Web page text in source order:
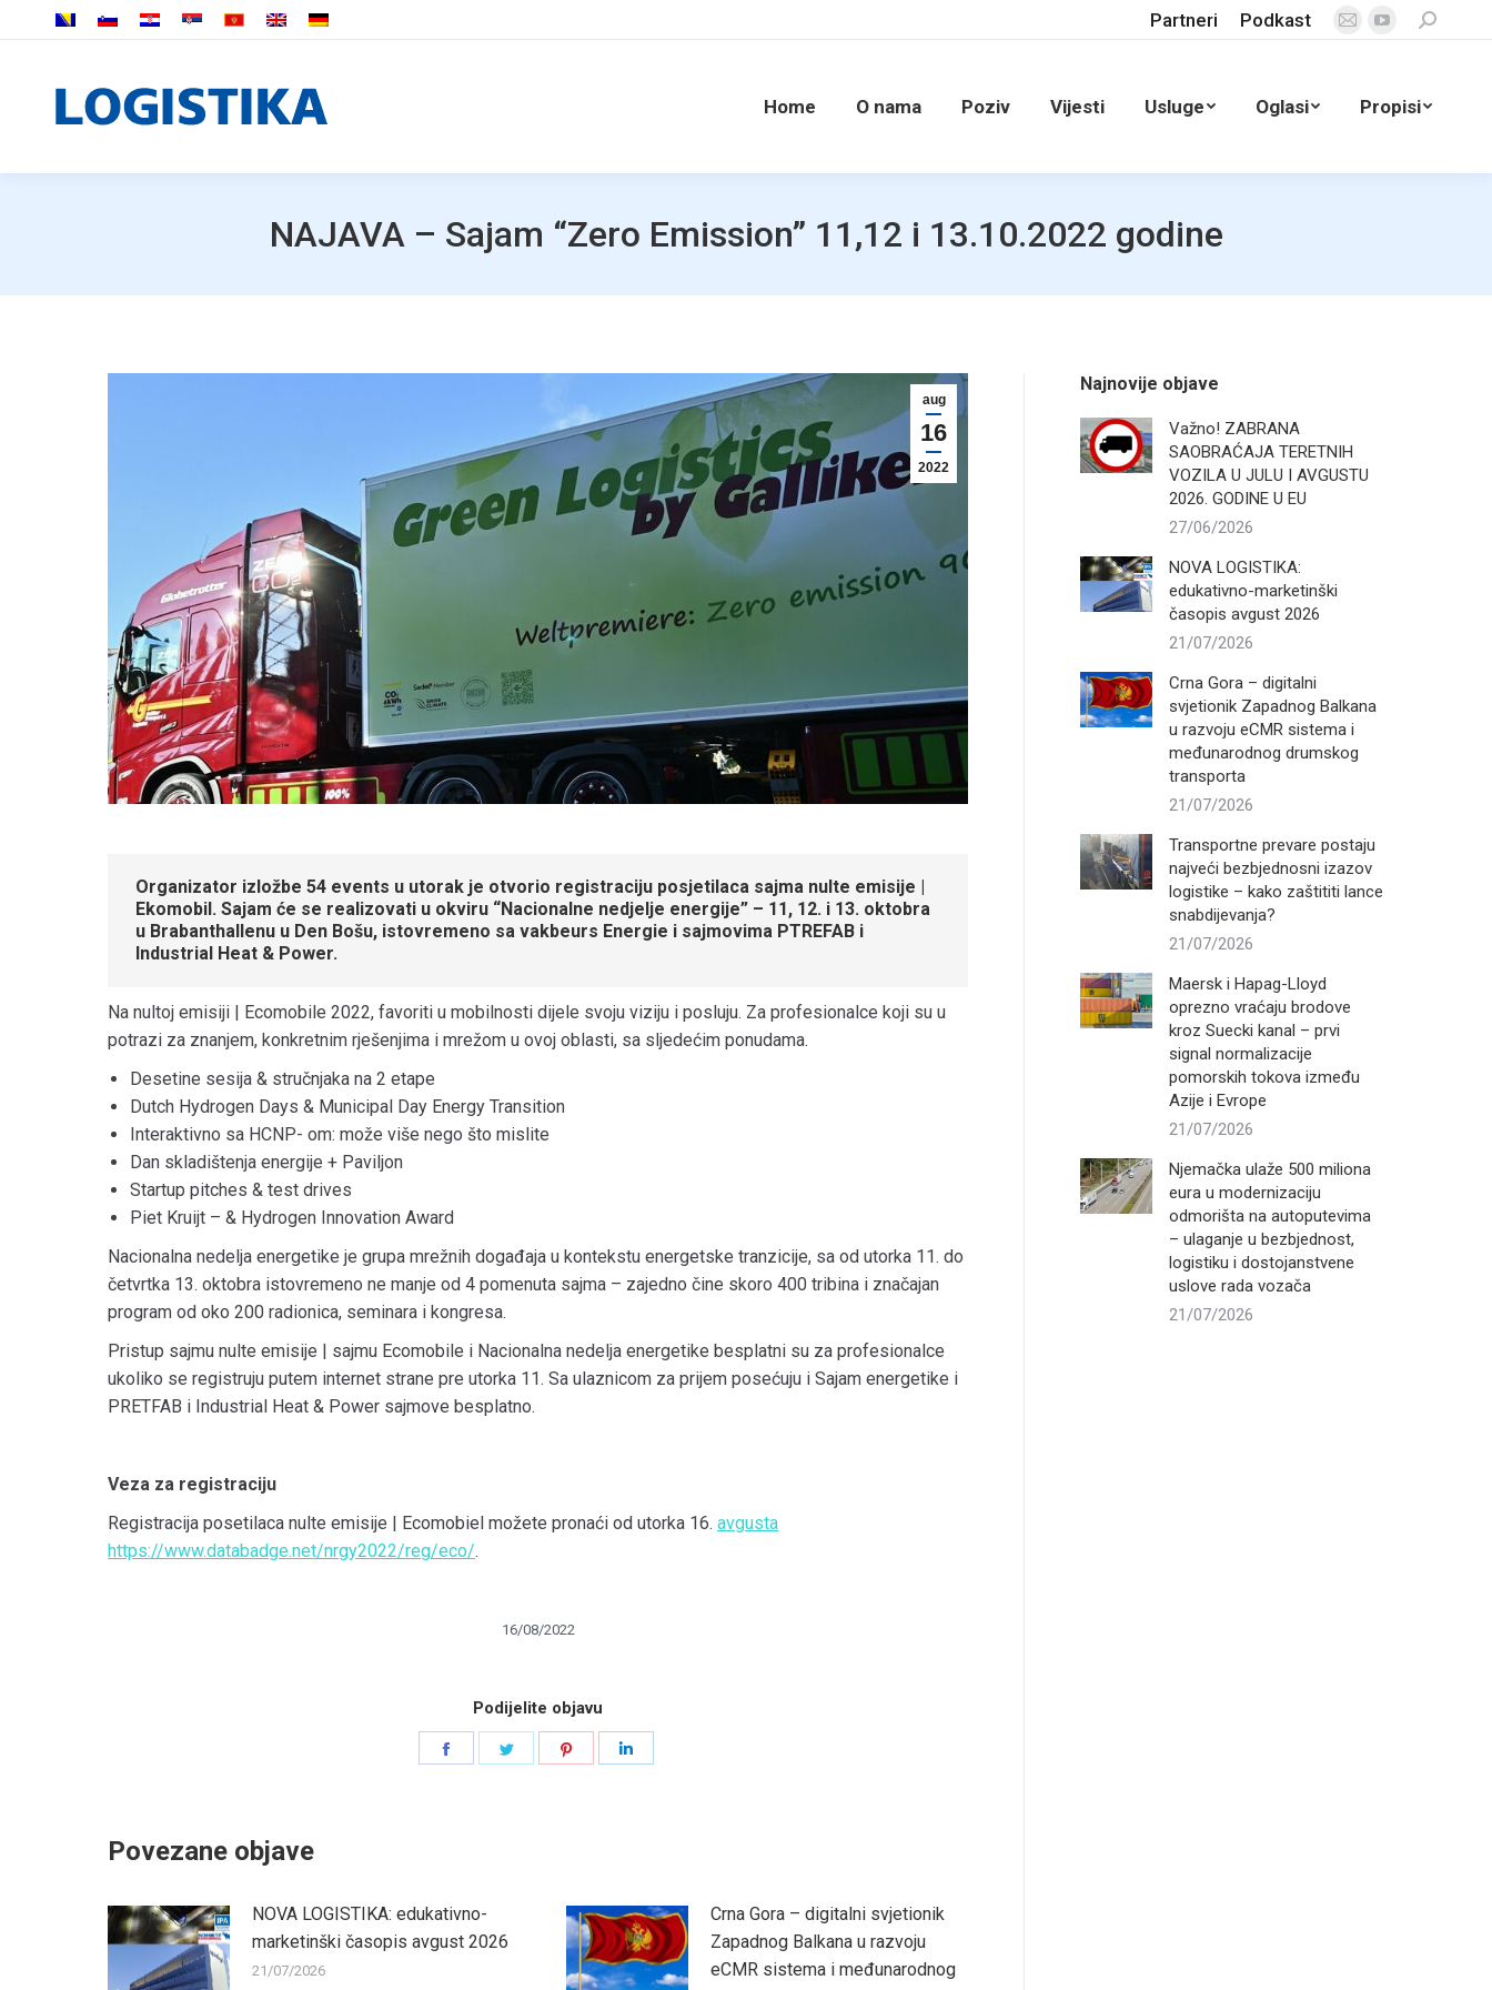
Partneri Podkast
Mail
window
YouTube
in
window
Search:
Home O nama Poziv Vijesti Usluge Oglasi Propisi
NAJAVA – Sajam “Zero Emission” 11,12 i 13.10.2022 godine
aug
16
2022
Organizator izložbe 54 events u utorak je otvorio registraciju posjetilaca sajma nulte emisije |
Ekomobil. Sajam će se realizovati u okviru “Nacionalne nedjelje energije” – 11, 12. i 13. oktobra
u Brabanthallenu u Den Bošu, istovremeno sa vakbeurs Energie i sajmovima PTREFAB i
Industrial Heat & Power.
Na nultoj emisiji | Ecomobile 2022, favoriti u mobilnosti dijele svoju viziju i posluju. Za profesionalce koji su u
potrazi za znanjem, konkretnim rješenjima i mrežom u ovoj oblasti, sa sljedećim ponudama.
Desetine sesija & stručnjaka na 2 etape
Dutch Hydrogen Days & Municipal Day Energy Transition
Interaktivno sa HCNP- om: može više nego što mislite
Dan skladištenja energije + Paviljon
Startup pitches & test drives
Piet Kruijt – & Hydrogen Innovation Award
Nacionalna nedelja energetike je grupa mrežnih događaja u kontekstu energetske tranzicije, sa od utorka 11. do
četvrtka 13. oktobra istovremeno ne manje od 4 pomenuta sajma – zajedno čine skoro 400 tribina i značajan
program od oko 200 radionica, seminara i kongresa.
Pristup sajmu nulte emisije | sajmu Ecomobile i Nacionalna nedelja energetike besplatni su za profesionalce
ukoliko se registruju putem internet strane pre utorka 11. Sa ulaznicom za prijem posećuju i Sajam energetike i
PRETFAB i Industrial Heat & Power sajmove besplatno.
Veza za registraciju
Registracija posetilaca nulte emisije | Ecomobiel možete pronaći od utorka 16. avgusta
https://www.databadge.net/nrgy2022/reg/eco/.
16/08/2022
Podijelite objavu
Share
Povezane objave
NOVA LOGISTIKA: edukativno-
marketinški časopis avgust 2026
21/07/2026
Crna Gora – digitalni svjetionik
Zapadnog Balkana u razvoju
eCMR sistema i međunarodnog
Najnovije objave
Važno! ZABRANA
SAOBRAĆAJA TERETNIH
VOZILA U JULU I AVGUSTU
2026. GODINE U EU
27/06/2026
NOVA LOGISTIKA:
edukativno-marketinški
časopis avgust 2026
21/07/2026
Crna Gora – digitalni
svjetionik Zapadnog Balkana
u razvoju eCMR sistema i
međunarodnog drumskog
transporta
21/07/2026
Transportne prevare postaju
najveći bezbjednosni izazov
logistike – kako zaštititi lance
snabdijevanja?
21/07/2026
Maersk i Hapag-Lloyd
oprezno vraćaju brodove
kroz Suecki kanal – prvi
signal normalizacije
pomorskih tokova između
Azije i Evrope
21/07/2026
Njemačka ulaže 500 miliona
eura u modernizaciju
odmorišta na autoputevima
– ulaganje u bezbjednost,
logistiku i dostojanstvene
uslove rada vozača
21/07/2026